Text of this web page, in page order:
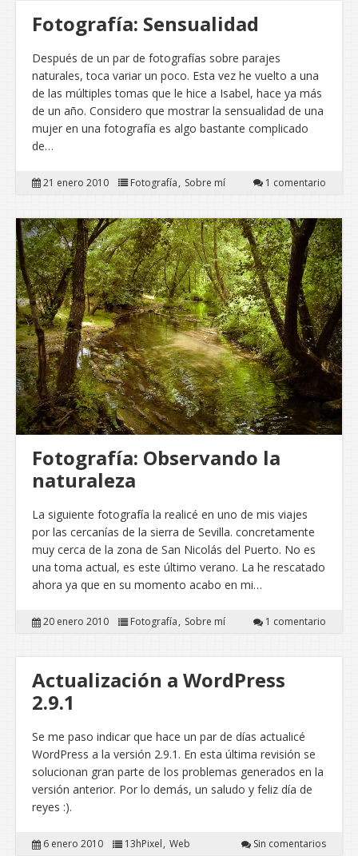
Fotografía: Sensualidad
Después de un par de fotografías sobre parajes
naturales, toca variar un poco. Esta vez he vuelto a una
de las múltiples tomas que le hice a Isabel, hace ya más
de un año. Considero que mostrar la sensualidad de una
mujer en una fotografía es algo bastante complicado
de…
21 enero 2010 Fotografía Sobre mí 1 comentario
Fotografía: Observando la
naturaleza
La siguiente fotografía la realicé en uno de mis viajes
por las cercanías de la sierra de Sevilla. concretamente
muy cerca de la zona de San Nicolás del Puerto. No es
una toma actual, es este último verano. La he rescatado
ahora ya que en su momento acabo en mi…
20 enero 2010 Fotografía Sobre mí 1 comentario
Actualización a WordPress
2.9.1
Se me paso indicar que hace un par de días actualicé
WordPress a la versión 2.9.1. En esta última revisión se
solucionan gran parte de los problemas generados en la
versión anterior. Por lo demás, un saludo y feliz día de
reyes :).
6 enero 2010 13hPixel Web Sin comentarios